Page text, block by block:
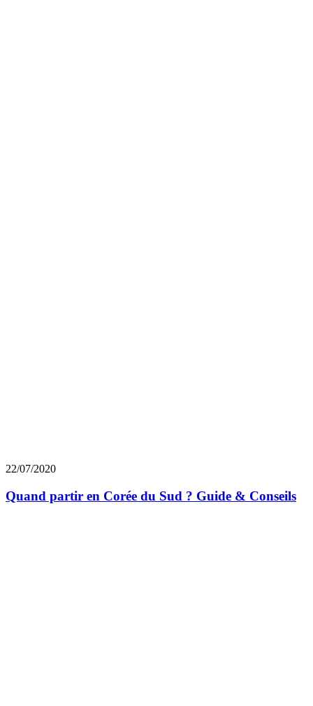
22/07/2020
Quand partir en Corée du Sud ? Guide & Conseils